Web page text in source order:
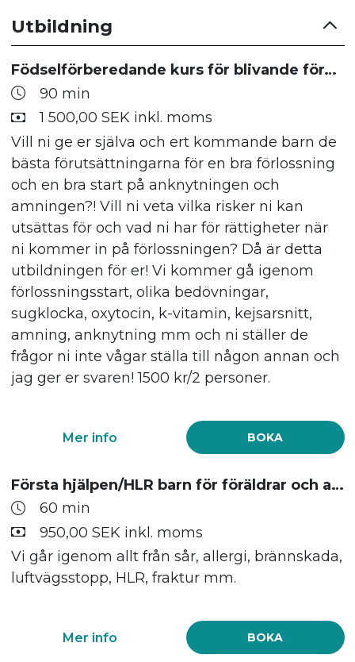
Utbildning
Födselförberedande kurs för blivande föräldrar
90 min
1 500,00 SEK inkl. moms
Vill ni ge er själva och ert kommande barn de
bästa förutsättningarna för en bra förlossning
och en bra start på anknytningen och
amningen?! Vill ni veta vilka risker ni kan
utsättas för och vad ni har för rättigheter när
ni kommer in på förlossningen? Då är detta
utbildningen för er! Vi kommer gå igenom
förlossningsstart, olika bedövningar,
sugklocka, oxytocin, k-vitamin, kejsarsnitt,
amning, anknytning mm och ni ställer de
frågor ni inte vågar ställa till någon annan och
jag ger er svaren! 1500 kr/2 personer.
BOKA
Mer info
Första hjälpen/HLR barn för föräldrar och anhöriga.
60 min
950,00 SEK inkl. moms
Vi går igenom allt från sår, allergi, brännskada,
luftvägsstopp, HLR, fraktur mm.
BOKA
Mer info